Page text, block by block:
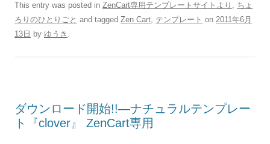
This entry was posted in ZenCart専用テンプレートサイトより
ちょ
ろりのひとりごと and tagged Zen Cart テンプレート on 2011年6月
13日 by ゆうき
ダウンロード開始!!―ナチュラルテンプレー
ト『clover』 ZenCart専用